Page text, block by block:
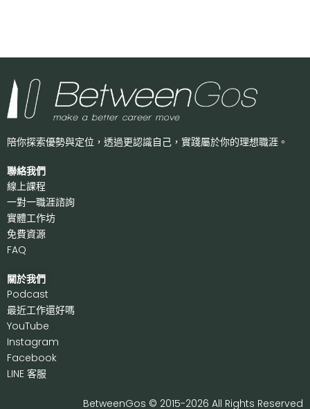
陪你探索優勢與定位，透過更認識自己， 實踐屬於你的理想職涯。
聯絡我們
線上課程
一對一職涯諮詢
實體工作坊
免費資源
FAQ
關於我們
Podcast
最近工作還好嗎
YouTube
Instagram
Facebook
LINE 客服
BetweenGos © 2015-2026 All Rights Reserved